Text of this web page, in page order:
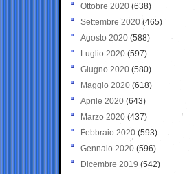
Ottobre 2020 (638)
Settembre 2020(465)
Agosto 2020 (588)
Luglio 2020 (597)
Giugno 2020 (580)
Maggio 2020 (618)
Aprile 2020 (643)
Marzo 2020 (437)
Febbraio 2020 (593)
Gennaio 2020 (596)
Dicembre 2019 (542)